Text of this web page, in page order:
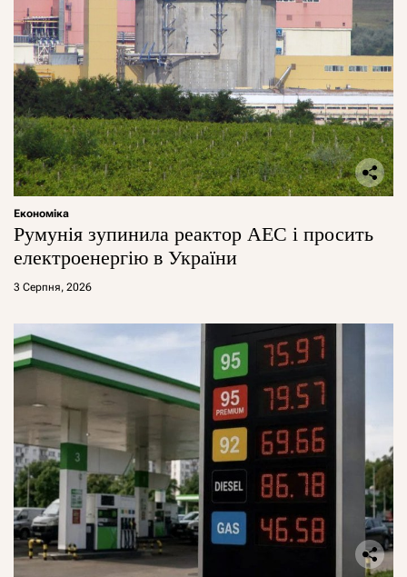
Економіка
Румунія зупинила реактор АЕС і просить
електроенергію в України
3 Серпня, 2026